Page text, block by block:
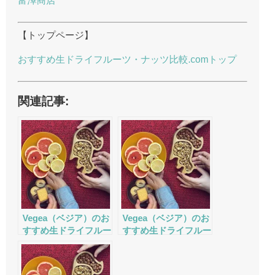
【トップページ】
おすすめ生ドライフルーツ・ナッツ比較.comトップ
関連記事:
Vegea（ベジア）のお
すすめ生ドライフルー
ツ・ナッツの評判・口
コミ・サービスをチェ
ック
Vegea（ベジア）のお
すすめ生ドライフルー